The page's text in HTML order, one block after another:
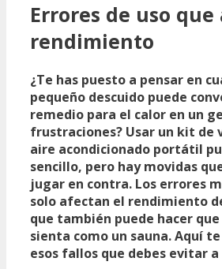
Errores de uso
rendimiento
¿Te has puesto a pensar en
pequeño descuido puede
remedio para el calor en un
frustraciones? Usar un kit de
aire acondicionado portátil
sencillo, pero hay movidas
jugar en contra. Los errores
solo afectan el rendimiento
que también puede hacer
sienta como un sauna. Aquí
esos fallos que debes evitar